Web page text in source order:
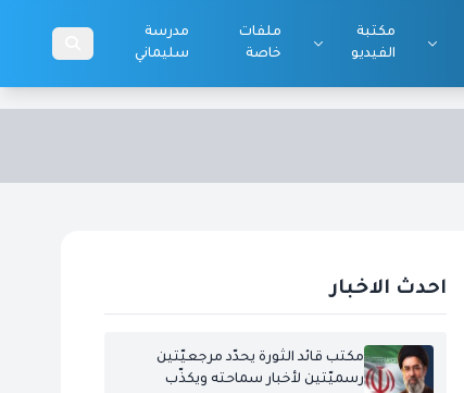
مكتبة
الفيديو
ملفات
خاصة
مدرسة
سليماني
احدث الاخبار
مكتب قائد الثورة يحدّد مرجعيّتين
رسميّتين لأخبار سماحته ويكذّب